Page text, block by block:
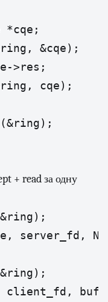
*cqe;
&cqe);
>res;
cqe);
+ read за одну
server_fd,
client_fd, buf,